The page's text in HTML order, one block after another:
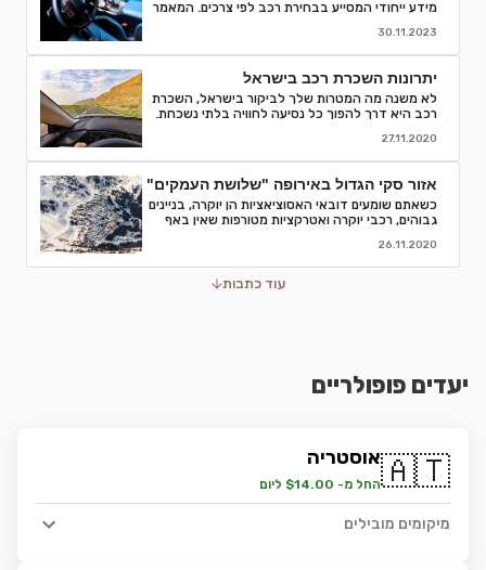
מידע ייחודי המסייע בבחירת רכב לפי צרכים. המאמר
השכרת רכב. קבלו המלצות והסברים לאור הבנה
מדויקת של המאפיינים והמפרטים של רכבי השכרה
30.11.2023
יתרונות השכרת רכב בישראל
לא משנה מה המטרות שלך לביקור בישראל, השכרת
רכב היא דרך להפוך כל נסיעה לחוויה בלתי נשכחת.
הציבורית ולבחור השכרת רכב
27.11.2020
אזור סקי הגדול באירופה "שלושת העמקים"
כשאתם שומעים דובאי האסוציאציות הן יוקרה, בניינים
גבוהים, רכבי יוקרה ואטרקציות מטורפות שאין באף
כלל מפגישות.
26.11.2020
עוד כתבות
יעדים פופולריים
🇦🇹אוסטריה
החל מ- $14.00 ליום
מיקומים מובילים